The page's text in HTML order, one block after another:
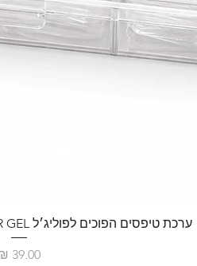
ערכת טיפסים הפוכים לפוליג׳ל POWER GEL – ‏4 צורות רב־פעמיות
מחיר